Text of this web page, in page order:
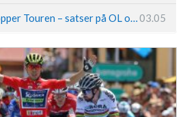
Remco Evenepoel dropper Touren – satser på OL og Vueltaen03.05